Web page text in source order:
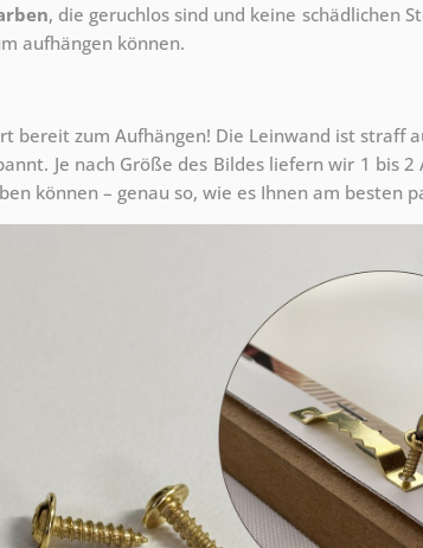
, die geruchlos sind und keine schädlichen
aufhängen können.
bereit zum Aufhängen! Die Leinwand ist straff
Je nach Größe des Bildes liefern wir 1 bis
können – genau so, wie es Ihnen am besten